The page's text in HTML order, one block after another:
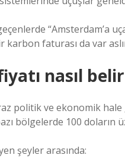
“Amsterdam’a
karbon faturası da var
nasıl
politik ve ekonomik hale
bölgelerde 100 doların
şeyler arasında: